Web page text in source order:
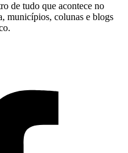
de tudo que acontece no
municípios, colunas e blogs